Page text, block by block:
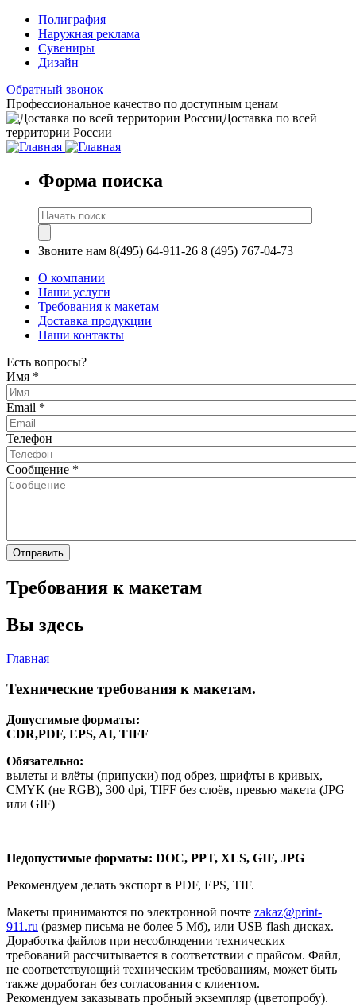
Полиграфия
Наружная реклама
Сувениры
Дизайн
Обратный звонок
Профессиональное качество по доступным ценам
Доставка по всей
территории России
Форма поиска
Звоните нам 8(495) 64-911-26 8 (495) 767-04-73
О компании
Наши услуги
Требования к макетам
Доставка продукции
Наши контакты
Есть вопросы?
Имя *
Email *
Телефон
Сообщение *
Требования к макетам
Вы здесь
Главная
Технические требования к макетам.
Допустимые форматы:
CDR,PDF, EPS, AI, TIFF
Обязательно:
вылеты и влёты (припуски) под обрез, шрифты в кривых,
CMYK (не RGB), 300 dpi, TIFF без слоёв, превью макета (JPG
или GIF)
Недопустимые форматы: DOC, PPT, XLS, GIF, JPG
Рекомендуем делать экспорт в PDF, EPS, TIF.
Макеты принимаются по электронной почте zakaz@print-
911.ru (размер письма не более 5 Мб), или USB flash дисках.
Доработка файлов при несоблюдении технических
требований рассчитывается в соответствии с прайсом. Файл,
не соответствующий техническим требованиям, может быть
также доработан без согласования с клиентом.
Рекомендуем заказывать пробный экземпляр (цветопробу).